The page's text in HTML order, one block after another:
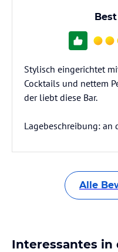
Stylisch eingerichtet
Cocktails und nettem
der liebt diese Bar.
Lagebeschreibung: an
Alle
Interessantes in